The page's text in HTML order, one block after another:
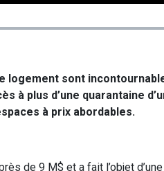
logement sont
à plus d’une quarantaine
à prix abordables.
de 9 M$ et a fait l’objet